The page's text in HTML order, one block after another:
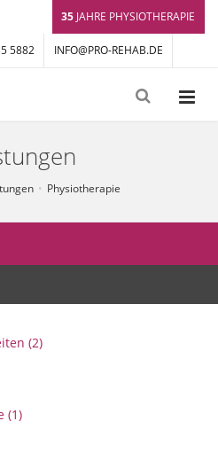
35 JAHRE PHYSIOTHERAPIE
5882 INFO@PRO-REHAB.DE
Physiotherapie
(2)
(1)